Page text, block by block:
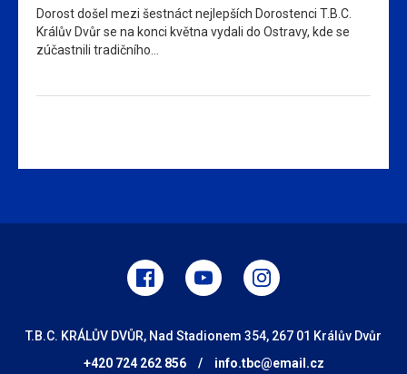
Dorost došel mezi šestnáct nejlepších Dorostenci T.B.C.
Králův Dvůr se na konci května vydali do Ostravy, kde se
zúčastnili tradičního…
T.B.C. KRÁLŮV DVŮR, Nad Stadionem 354, 267 01 Králův Dvůr
+420 724 262 856
/ info.tbc@email.cz